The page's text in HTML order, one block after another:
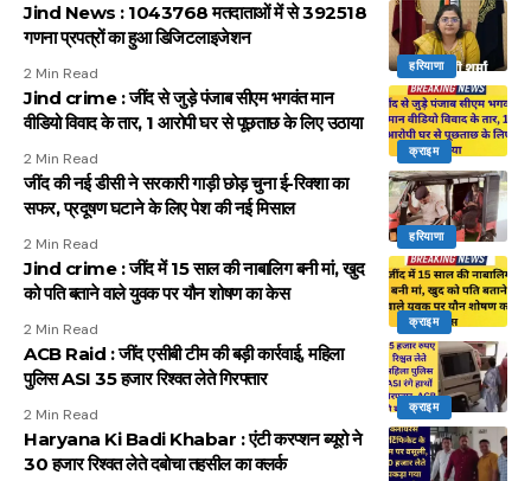
हरियाणा
Jind News : 1043768 मतदाताओं में से 392518
गणना प्रपत्रों का हुआ डिजिटलाइजेशन
2 Min Read
क्राइम
Jind crime : जींद से जुड़े पंजाब सीएम भगवंत मान
वीडियो विवाद के तार, 1 आरोपी घर से पूछताछ के लिए उठाया
2 Min Read
हरियाणा
जींद की नई डीसी ने सरकारी गाड़ी छोड़ चुना ई-रिक्शा का
सफर, प्रदूषण घटाने के लिए पेश की नई मिसाल
2 Min Read
क्राइम
Jind crime : जींद में 15 साल की नाबालिग बनी मां, खुद
को पति बताने वाले युवक पर यौन शोषण का केस
2 Min Read
क्राइम
ACB Raid : जींद एसीबी टीम की बड़ी कार्रवाई, महिला
पुलिस ASI 35 हजार रिश्वत लेते गिरफ्तार
2 Min Read
Haryana Ki Badi Khabar : एंटी करप्शन ब्यूरो ने
30 हजार रिश्वत लेते दबोचा तहसील का क्लर्क